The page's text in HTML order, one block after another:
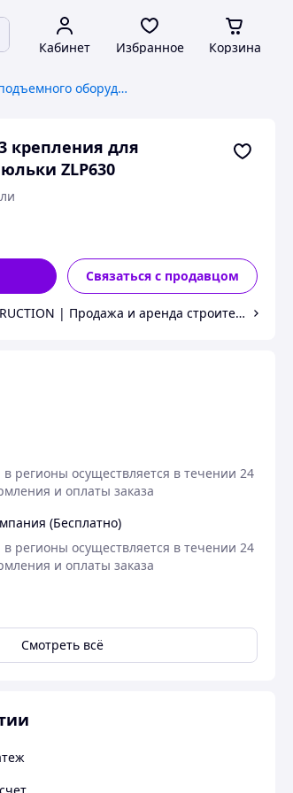
Кабинет Избранное Корзина
Запчасти для подъемного оборудования
крепления для
ZLP630
Связаться с продавцом
| Продажа и аренда строительного
регионы осуществляется в течении 24
и оплаты заказа
(Бесплатно)
регионы осуществляется в течении 24
и оплаты заказа
Смотреть всё